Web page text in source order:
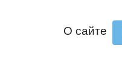
О сайте